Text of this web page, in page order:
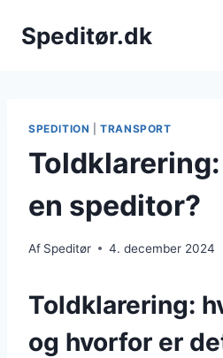
Speditør.dk
SPEDITION |TRANSPORT
en speditor?
Af Speditør 4. december 2024
Toldklarering:
og hvorfor er